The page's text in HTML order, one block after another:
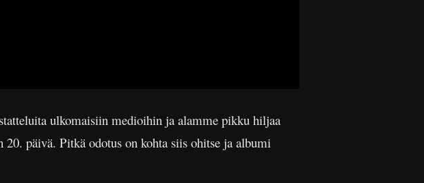
ulkomaisiin medioihin ja alamme pikku hiljaa
päivä. Pitkä odotus on kohta siis ohitse ja albumi